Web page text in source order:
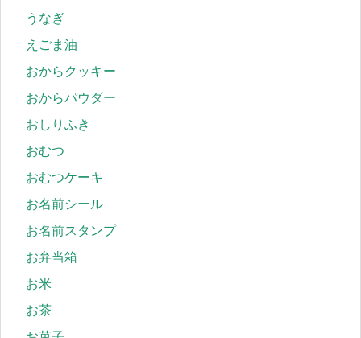
うなぎ
えごま油
おからクッキー
おからパウダー
おしりふき
おむつ
おむつケーキ
お名前シール
お名前スタンプ
お弁当箱
お米
お茶